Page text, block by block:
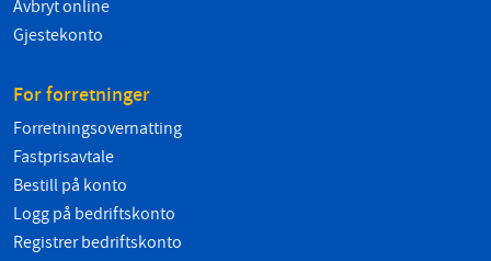
Avbryt online
Gjestekonto
For forretninger
Forretningsovernatting
Fastprisavtale
Bestill på konto
Logg på bedriftskonto
Registrer bedriftskonto